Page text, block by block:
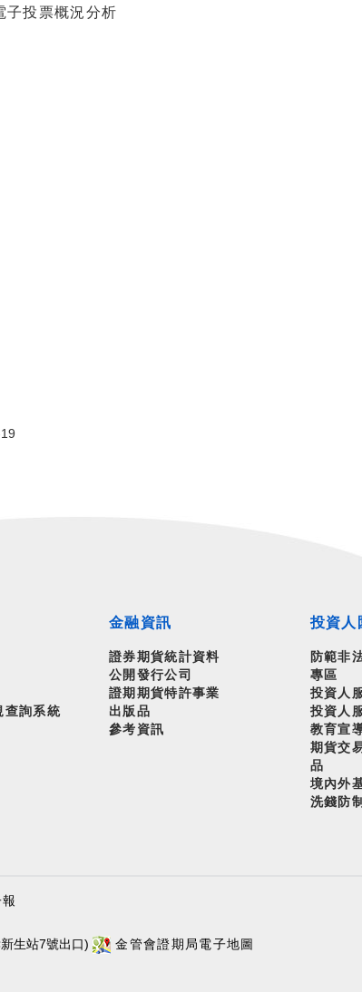
子投票概況分析
查詢系統
金融資訊
證券期貨統計資料
公開發行公司
證期期貨特許事業
出版品
參考資訊
投資人
防範非
專區
投資人
投資人
教育宣
期貨交
品
境內外
洗錢防
生站7號出口)
金管會證期局電子地圖